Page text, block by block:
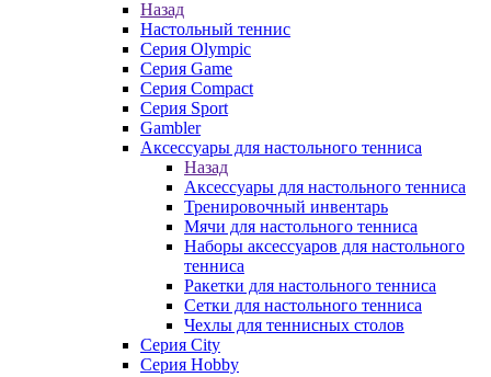
Назад
Настольный теннис
Серия Olympic
Серия Game
Серия Compact
Серия Sport
Gambler
Аксессуары для настольного тенниса
Назад
Аксессуары для настольного тенниса
Тренировочный инвентарь
Мячи для настольного тенниса
Наборы аксессуаров для настольного
тенниса
Ракетки для настольного тенниса
Сетки для настольного тенниса
Чехлы для теннисных столов
Серия City
Серия Hobby